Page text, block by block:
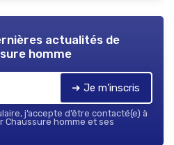
actualités de
homme
➔ Je m'inscris
j’accepte d’être contacté(e) à
Chaussure homme et ses